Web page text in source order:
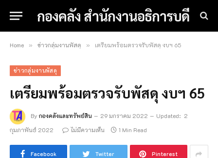
กองคลัง สำนักงานอธิการบดี
Home » ข่าวกลุ่มงานพัสดุ » เตรียมพร้อมตรวจรับพัสดุ งบฯ 65
ข่าวกลุ่มงานพัสดุ
เตรียมพร้อมตรวจรับพัสดุ งบฯ 65
By กองคลังและทรัพย์สิน 29 มกราคม 2022 Updated: 2
กุมภาพันธ์ 2022
ไม่มีความเห็น 1 Min Read
Facebook Twitter Pinterest